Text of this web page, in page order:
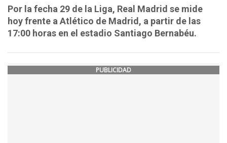
Por la fecha 29 de la Liga, Real Madrid se mide
hoy frente a Atlético de Madrid, a partir de las
17:00 horas en el estadio Santiago Bernabéu.
PUBLICIDAD